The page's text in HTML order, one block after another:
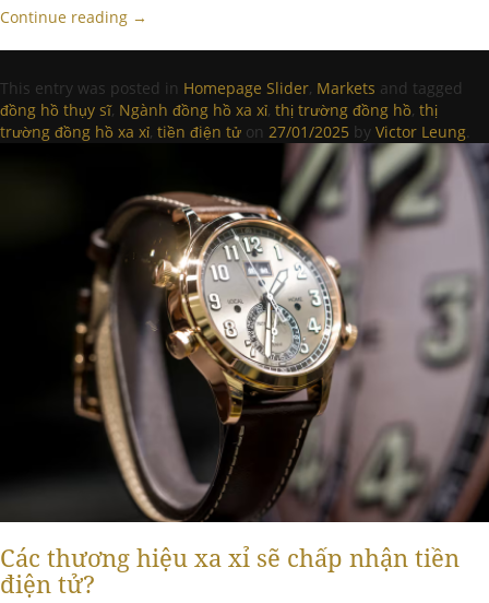
Continue reading →
This entry was posted in Homepage Slider, Markets and tagged
đồng hồ thụy sĩ, Ngành đồng hồ xa xỉ, thị trường đồng hồ, thị
trường đồng hồ xa xỉ, tiền điện tử on 27/01/2025 by Victor Leung.
Các thương hiệu xa xỉ sẽ chấp nhận tiền
điện tử?